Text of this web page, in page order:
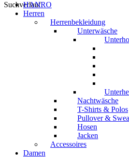
Suchverlauf
HANRO
Herren
Herrenbekleidung
Unterwäsche
Nachtwäsche
T-Shirts & Polos
Pullover &
Hosen
Jacken
Accessoires
Damen